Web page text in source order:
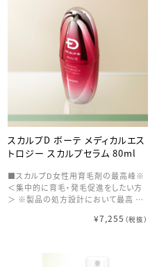
わり温めるラジオ波でリフトケア(※2)】
温熱効果でじんわりと温め、リフトケア
(※2)ができます。 また、肌にハリ・弾力
を与えながら、くすみのない明るい美肌
へ。 さらに、水分に反応する高周波で、
ヘアトリートメントのうるおい成分の浸
透(※3)を促し、健やかな頭皮へ導きま
毎分約5,000回以上の振動で１分間に
合計約140,000回肌を優しくタッピン
グし、頭皮・顔など硬くなった肌を柔ら
げます。 また、化粧水はもちろんのこ
と、頭皮用美容液などを併用すること
で浸透(※3)をサポートし肌にうるおい
を与えます。 【肌悩みに合わせて選べ
る2色のLED】 赤と青 2色のLEDライト
が使用可能。 肌のハリが気になる時は
『赤LED』で弾むような肌へ。 毛穴が気
になる時は『青LED』でひきしめ。 【安
自動で電源がオフとなる保護機能付
スカルプD ボーテ メディカルエス
トロジー スカルプセラム 80ml
■スカルプD女性用育毛剤の最高峰※
＜集中的に育毛・発毛促進をしたい方
＞ ※製品の処方設計において最高 ■
開発を重ね 抜け毛、薄毛、ハリコシの
¥7,255 （税抜）